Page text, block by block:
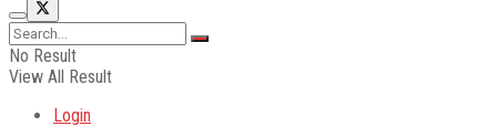
No Result
View All Result
Login